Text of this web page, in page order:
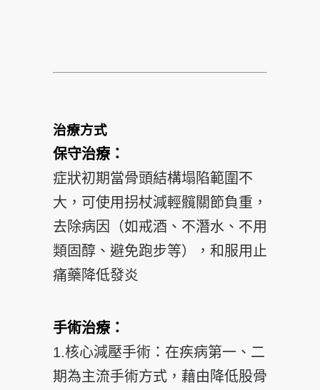
治療方式
保守治療：
症狀初期當骨頭結構塌陷範圍不
大，可使用拐杖減輕髖關節負重，
去除病因（如戒酒、不潛水、不用
類固醇 、避免跑步等），和服用止
痛藥降低發炎
手術治療：
1.核心減壓手術：在疾病第一、二
期為主流手術方式， 藉由降低股骨